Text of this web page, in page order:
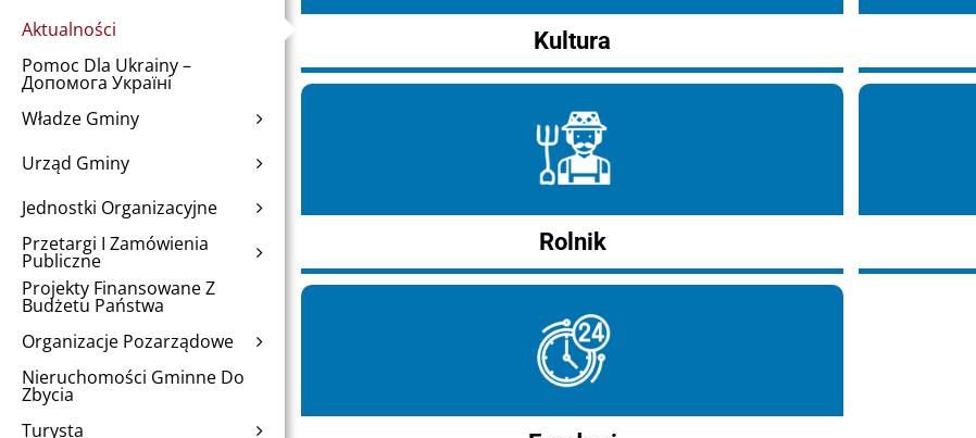
Aktualności
Pomoc Dla Ukrainy –
Допомога Україні
Władze Gminy
Urząd Gminy
Jednostki Organizacyjne
Przetargi I Zamówienia
Publiczne
Projekty Finansowane Z
Budżetu Państwa
Organizacje Pozarządowe
Nieruchomości Gminne Do
Zbycia
Turysta
Kultura
Rolnik